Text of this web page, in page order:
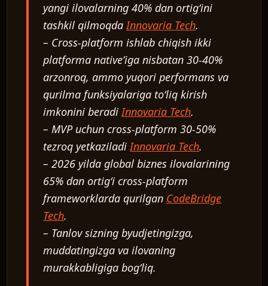
yangi ilovalarning 40% dan ortig‘ini
tashkil qilmoqdaInnovaria Tech.
– Cross-platform ishlab chiqish ikki
platforma native’iga nisbatan 30-40%
arzonroq, ammo yuqori performans va
qurilma funksiyalariga to‘liq kirish
imkonini beradiInnovaria Tech.
– MVP uchun cross-platform 30-50%
tezroq yetkaziladiInnovaria Tech.
– 2026 yilda global biznes ilovalarining
65% dan ortig‘i cross-platform
frameworklarda qurilgan CodeBridge
Tech.
– Tanlov sizning byudjetingizga,
muddatingizga va ilovaning
murakkabligiga bog‘liq.